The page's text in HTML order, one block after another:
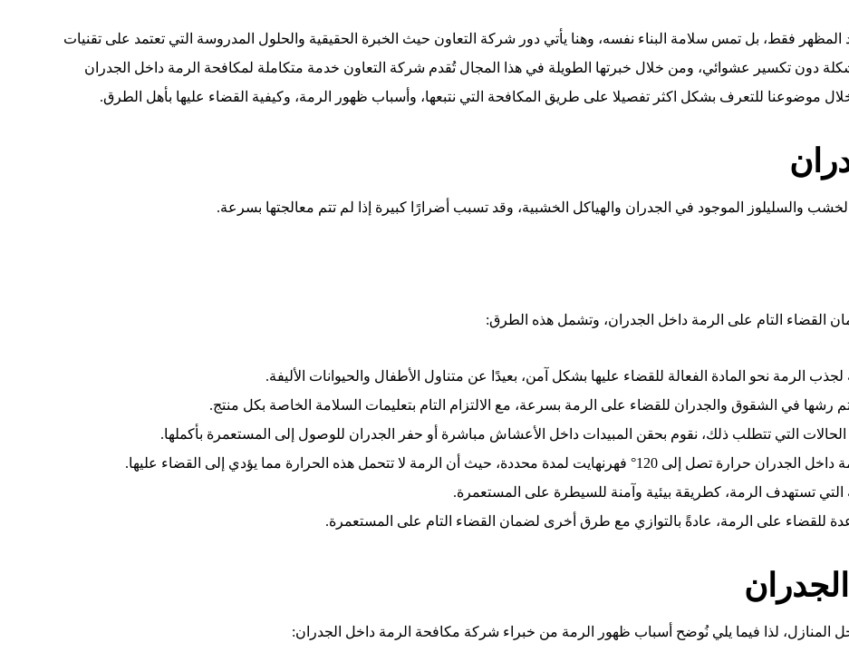
المظهر فقط، بل تمس سلامة البناء نفسه، وهنا يأتي دور شركة التعاون حيث الخبرة الحقيقية والحلول المدروسة التي تعتمد على تقنيات
دون تكسير عشوائي، ومن خلال خبرتها الطويلة في هذا المجال تُقدم شركة التعاون خدمة متكاملة لمكافحة الرمة داخل الجدران
خلال موضوعنا للتعرف بشكل اكثر تفصيلا على طريق المكافحة التي نتبعها، وأسباب ظهور الرمة، وكيفية القضاء عليها بأهل الطرق.
والسليلوز الموجود في الجدران والهياكل الخشبية، وقد تسبب أضرارًا كبيرة إذا لم تتم معالجتها بسرعة.
القضاء التام على الرمة داخل الجدران، وتشمل هذه الطرق:
الرمة نحو المادة الفعالة للقضاء عليها بشكل آمن، بعيدًا عن متناول الأطفال والحيوانات الأليفة.
في الشقوق والجدران للقضاء على الرمة بسرعة، مع الالتزام التام بتعليمات السلامة الخاصة بكل منتج.
التي تتطلب ذلك، نقوم بحقن المبيدات داخل الأعشاش مباشرة أو حفر الجدران للوصول إلى المستعمرة بأكملها.
لمدة محددة، حيث أن الرمة لا تتحمل هذه الحرارة مما يؤدي إلى القضاء عليها.
التي تستهدف الرمة، كطريقة بيئية وآمنة للسيطرة على المستعمرة.
للقضاء على الرمة، عادةً بالتوازي مع طرق أخرى لضمان القضاء التام على المستعمرة.
المنازل، لذا فيما يلي نُوضح أسباب ظهور الرمة من خبراء شركة مكافحة الرمة داخل الجدران: